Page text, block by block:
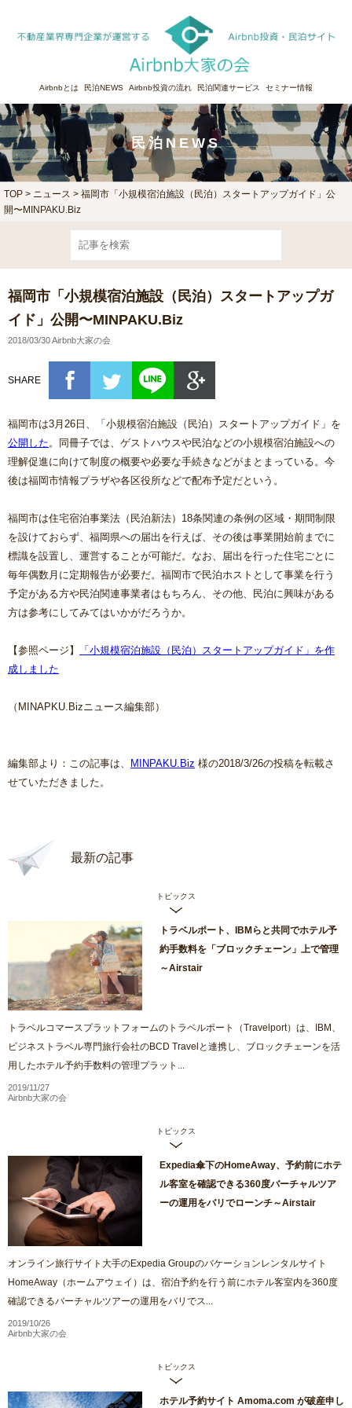
Airbnbとは 民泊NEWS Airbnb投資の流れ 民泊関連サービス セミナー情報
民泊NEWS
TOP > ニュース > 福岡市「小規模宿泊施設（民泊）スタートアップガイド」公
開〜MINPAKU.Biz
福岡市「小規模宿泊施設（民泊）スタートアップガ
イド」公開〜MINPAKU.Biz
2018/03/30 Airbnb大家の会
SHARE
福岡市は3月26日、「小規模宿泊施設（民泊）スタートアップガイド」を
公開した 。同冊子では、ゲストハウスや民泊などの小規模宿泊施設への
理解促進に向けて制度の概要や必要な手続きなどがまとまっている。今
後は福岡市情報プラザや各区役所などで配布予定だという。
福岡市は住宅宿泊事業法（民泊新法）18条関連の条例の区域・期間制限
を設けておらず、福岡県への届出を行えば、その後は事業開始前までに
標識を設置し、運営することが可能だ。なお、届出を行った住宅ごとに
毎年偶数月に定期報告が必要だ。福岡市で民泊ホストとして事業を行う
予定がある方や民泊関連事業者はもちろん、その他、民泊に興味がある
方は参考にしてみてはいかがだろうか。
【参照ページ】
「小規模宿泊施設（民泊）スタートアップガイド」を作
成しました
（MINAPKU.Bizニュース編集部）
編集部より：この記事は、 MINPAKU.Biz 様の2018/3/26の投稿を転載さ
せていただきました。
最新の記事
トピックス
トラベルポート、IBMらと共同でホテル予
約手数料を「ブロックチェーン」上で管理
～Airstair
トラベルコマースプラットフォームのトラベルポート（Travelport）は、IBM、
ビジネストラベル専門旅行会社のBCD Travelと連携し、ブロックチェーンを活
用したホテル予約手数料の管理プラット...
2019/11/27
Airbnb大家の会
トピックス
Expedia傘下のHomeAway、予約前にホテ
ル客室を確認できる360度バーチャルツア
ーの運用をバリでローンチ～Airstair
オンライン旅行サイト大手のExpedia Groupのバケーションレンタルサイト
HomeAway（ホームアウェイ）は、宿泊予約を行う前にホテル客室内を360度
確認できるバーチャルツアーの運用をバリでス...
2019/10/26
Airbnb大家の会
トピックス
ホテル予約サイト Amoma.com が破産申し